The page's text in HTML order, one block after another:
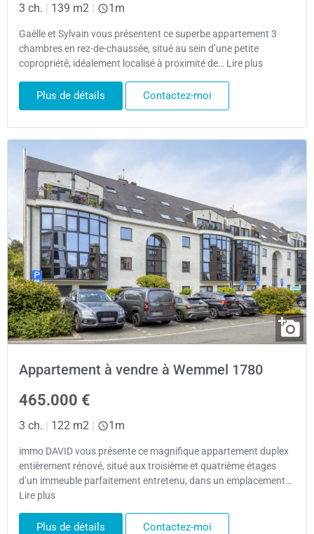
3 ch. | 139 m2 | 1m
Gaëlle et Sylvain vous présentent ce superbe appartement 3
chambres en rez-de-chaussée, situé au sein d’une petite
copropriété, idéalement localisé à proximité de… Lire plus
Plus de détails Contactez-moi
Appartement à vendre à Wemmel 1780
465.000 €
3 ch. | 122 m2 | 1m
immo DAVID vous présente ce magnifique appartement duplex
entièrement rénové, situé aux troisième et quatrième étages
d’un immeuble parfaitement entretenu, dans un emplacement…
Lire plus
Plus de détails Contactez-moi